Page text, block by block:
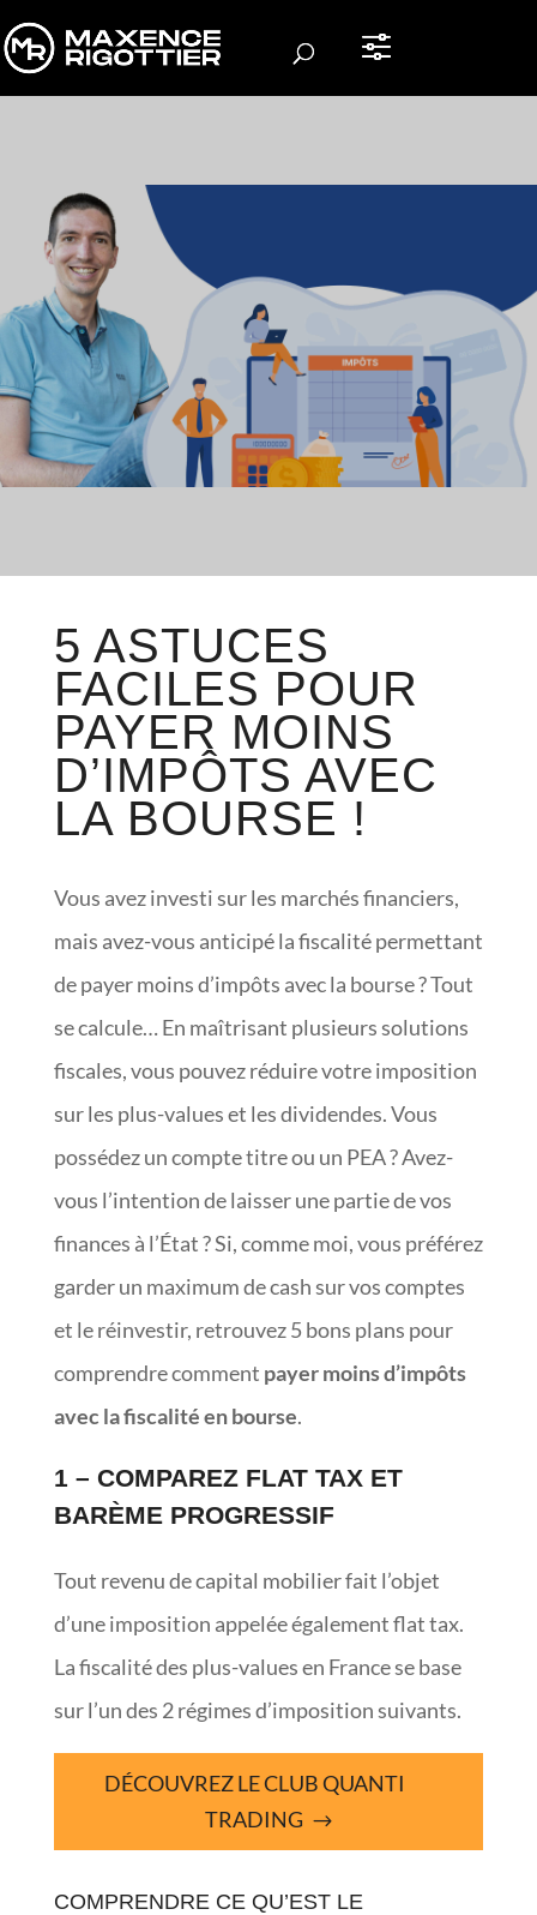
5 ASTUCES
FACILES POUR
PAYER MOINS
D’IMPÔTS AVEC
LA BOURSE !
Vous avez investi sur les marchés financiers,
mais avez-vous anticipé la fiscalité permettant
de payer moins d’impôts avec la bourse ? Tout
se calcule… En maîtrisant plusieurs solutions
fiscales, vous pouvez réduire votre imposition
sur les plus-values et les dividendes. Vous
possédez un compte titre ou un PEA ? Avez-
vous l’intention de laisser une partie de vos
finances à l’État ? Si, comme moi, vous préférez
garder un maximum de cash sur vos comptes
et le réinvestir, retrouvez 5 bons plans pour
comprendre comment payer moins d’impôts
avec la fiscalité en bourse.
1 – COMPAREZ FLAT TAX ET
BARÈME PROGRESSIF
Tout revenu de capital mobilier fait l’objet
d’une imposition appelée également flat tax.
La fiscalité des plus-values en France se base
sur l’un des 2 régimes d’imposition suivants.
DÉCOUVREZ LE CLUB QUANTI
TRADING
COMPRENDRE CE QU’EST LE